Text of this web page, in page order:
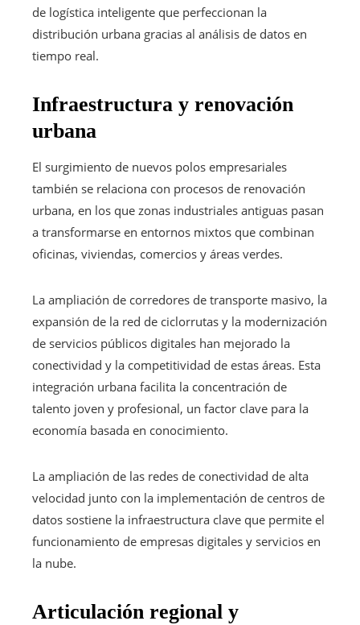
de logística inteligente que perfeccionan la
distribución urbana gracias al análisis de datos en
tiempo real.
Infraestructura y renovación
urbana
El surgimiento de nuevos polos empresariales
también se relaciona con procesos de renovación
urbana, en los que zonas industriales antiguas pasan
a transformarse en entornos mixtos que combinan
oficinas, viviendas, comercios y áreas verdes.
La ampliación de corredores de transporte masivo, la
expansión de la red de ciclorrutas y la modernización
de servicios públicos digitales han mejorado la
conectividad y la competitividad de estas áreas. Esta
integración urbana facilita la concentración de
talento joven y profesional, un factor clave para la
economía basada en conocimiento.
La ampliación de las redes de conectividad de alta
velocidad junto con la implementación de centros de
datos sostiene la infraestructura clave que permite el
funcionamiento de empresas digitales y servicios en
la nube.
Articulación regional y